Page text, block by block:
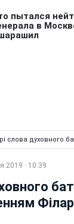
слова духовного
2019 · 10:39